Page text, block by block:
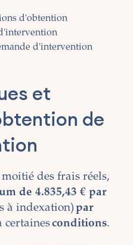
d'obtention
d'intervention
et
de
des frais réels,
de 4.835,43 € par
à indexation)par
certainesconditions.